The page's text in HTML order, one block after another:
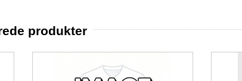
produkter